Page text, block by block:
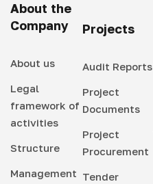
About the
Company
About us
Legal
framework of
activities
Structure
Management
Projects
Audit Reports
Project
Documents
Project
Procurement
Tender